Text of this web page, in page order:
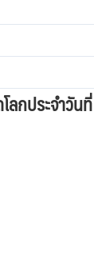
ลกประจำวั